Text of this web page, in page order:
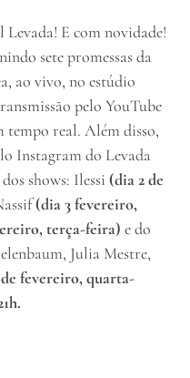
Levada! E com novidade!
sete promessas da
ao vivo, no estúdio
pelo YouTube
tempo real. Além disso,
Instagram do Levada
shows: Ilessi (dia 2 de
(dia 3 fevereiro,
terça-feira) e do
Julia Mestre,
fevereiro, quarta-